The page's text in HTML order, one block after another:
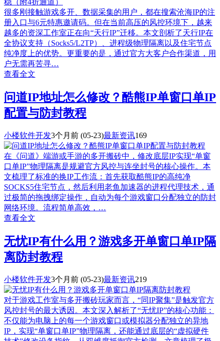
很多刚接触游戏多开、数据采集的用户，都在搜索沧海IP的注
册入口与6元特惠邀请码。但在当前高压的风控环境下，越来
越多的资深工作室正在向“天行IP”迁移。本文剖析了天行IP在
全协议支持（Socks5/L2TP）、进程级物理隔离以及住宅节点
纯净度上的优势。更重要的是，通过官方大客户合作渠道，用
户无需再苦寻…
查看全文
问道IP地址怎么修改？酷熊IP单窗口单IP
配置与防封教程
小楼软件开发3个月前 (05-23)最新资讯169
在《问道》端游或手游的多开搬砖中，修改底层IP实现“单窗
口单IP”物理隔离是规避官方风控与连坐封号的核心操作。本
文梳理了标准的换IP工作流：首先获取酷熊IP的高纯净
SOCKS5住宅节点，然后利用老鱼加速器的进程代理技术，通
过极简的拖拽绑定操作，自动为每个游戏窗口分配独立的防封
网络环境。流程简单高效，…
查看全文
无忧IP有什么用？游戏多开单窗口单IP隔
离防封教程
小楼软件开发3个月前 (05-23)最新资讯219
对于游戏工作室与多开搬砖玩家而言，“同IP聚集”是触发官方
风控封号的最大诱因。本文深入解析了“无忧IP”的核心功能：
不仅能为电脑上的每一个游戏窗口或模拟器分配独立的异地
IP，实现“单窗口单IP”物理隔离，还能通过底层的“虚拟硬件